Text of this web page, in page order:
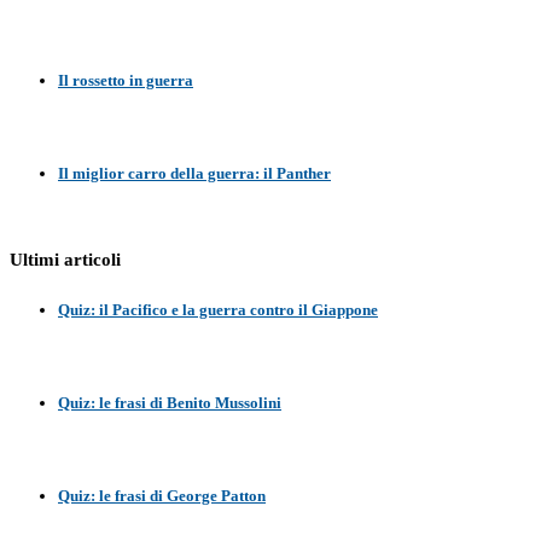
Il rossetto in guerra
Il miglior carro della guerra: il Panther
Ultimi articoli
Quiz: il Pacifico e la guerra contro il Giappone
Quiz: le frasi di Benito Mussolini
Quiz: le frasi di George Patton